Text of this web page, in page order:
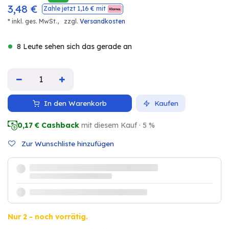
3,48 € Zahle jetzt 1,16 € mit
* inkl. ges. MwSt.,
zzgl. Versandkosten
8 Leute sehen sich das gerade an
In den Warenkorb Kaufen
0,17 € Cashback mit diesem Kauf · 5 %
Zur Wunschliste hinzufügen
Nur 2 - noch vorrätig.